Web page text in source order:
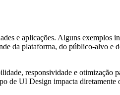
e aplicações. Alguns
da plataforma, do público-alvo e
responsividade e
de UI Design impacta